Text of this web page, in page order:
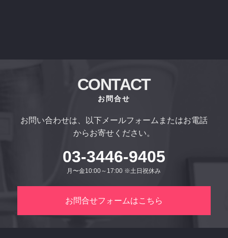
CONTACT
お問合せ
お問い合わせは、以下メールフォームまたはお電話
からお寄せください。
03-3446-9405
月〜金10:00～17:00 ※土日祝休み
お問合せフォームはこちら